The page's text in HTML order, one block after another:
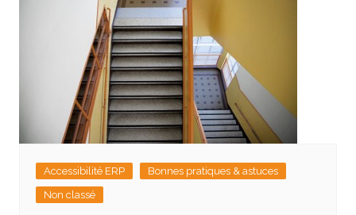
Accessibilité ERP
Bonnes pratiques & astuces
Non classé